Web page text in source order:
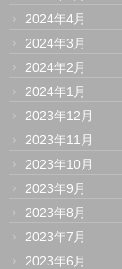
2024年4月
2024年3月
2024年2月
2024年1月
2023年12月
2023年11月
2023年10月
2023年9月
2023年8月
2023年7月
2023年6月